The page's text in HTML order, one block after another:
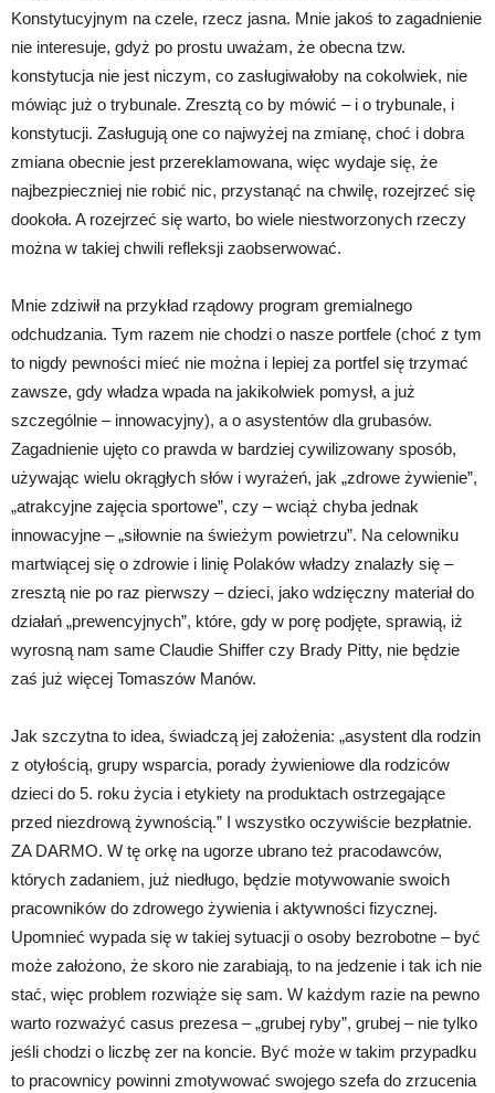
Konstytucyjnym na czele, rzecz jasna. Mnie jakoś to zagadnienie
nie interesuje, gdyż po prostu uważam, że obecna tzw.
konstytucja nie jest niczym, co zasługiwałoby na cokolwiek, nie
mówiąc już o trybunale. Zresztą co by mówić – i o trybunale, i
konstytucji. Zasługują one co najwyżej na zmianę, choć i dobra
zmiana obecnie jest przereklamowana, więc wydaje się, że
najbezpieczniej nie robić nic, przystanąć na chwilę, rozejrzeć się
dookoła. A rozejrzeć się warto, bo wiele niestworzonych rzeczy
można w takiej chwili refleksji zaobserwować.
Mnie zdziwił na przykład rządowy program gremialnego
odchudzania. Tym razem nie chodzi o nasze portfele (choć z tym
to nigdy pewności mieć nie można i lepiej za portfel się trzymać
zawsze, gdy władza wpada na jakikolwiek pomysł, a już
szczególnie – innowacyjny), a o asystentów dla grubasów.
Zagadnienie ujęto co prawda w bardziej cywilizowany sposób,
używając wielu okrągłych słów i wyrażeń, jak „zdrowe żywienie”,
„atrakcyjne zajęcia sportowe”, czy – wciąż chyba jednak
innowacyjne – „siłownie na świeżym powietrzu”. Na celowniku
martwiącej się o zdrowie i linię Polaków władzy znalazły się –
zresztą nie po raz pierwszy – dzieci, jako wdzięczny materiał do
działań „prewencyjnych”, które, gdy w porę podjęte, sprawią, iż
wyrosną nam same Claudie Shiffer czy Brady Pitty, nie będzie
zaś już więcej Tomaszów Manów.
Jak szczytna to idea, świadczą jej założenia: „asystent dla rodzin
z otyłością, grupy wsparcia, porady żywieniowe dla rodziców
dzieci do 5. roku życia i etykiety na produktach ostrzegające
przed niezdrową żywnością.” I wszystko oczywiście bezpłatnie.
ZA DARMO. W tę orkę na ugorze ubrano też pracodawców,
których zadaniem, już niedługo, będzie motywowanie swoich
pracowników do zdrowego żywienia i aktywności fizycznej.
Upomnieć wypada się w takiej sytuacji o osoby bezrobotne – być
może założono, że skoro nie zarabiają, to na jedzenie i tak ich nie
stać, więc problem rozwiąże się sam. W każdym razie na pewno
warto rozważyć casus prezesa – „grubej ryby”, grubej – nie tylko
jeśli chodzi o liczbę zer na koncie. Być może w takim przypadku
to pracownicy powinni zmotywować swojego szefa do zrzucenia